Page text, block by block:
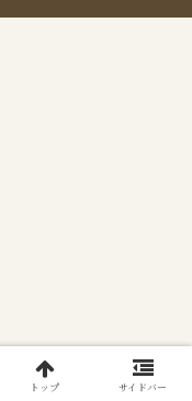
トップ サイドバー